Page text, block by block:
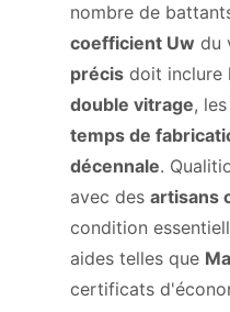
nombre de
coefficient Uw du
précis doit inclure
double vitrage,
temps de
décennale.
avec des artisans
condition
aides telles que
certificats